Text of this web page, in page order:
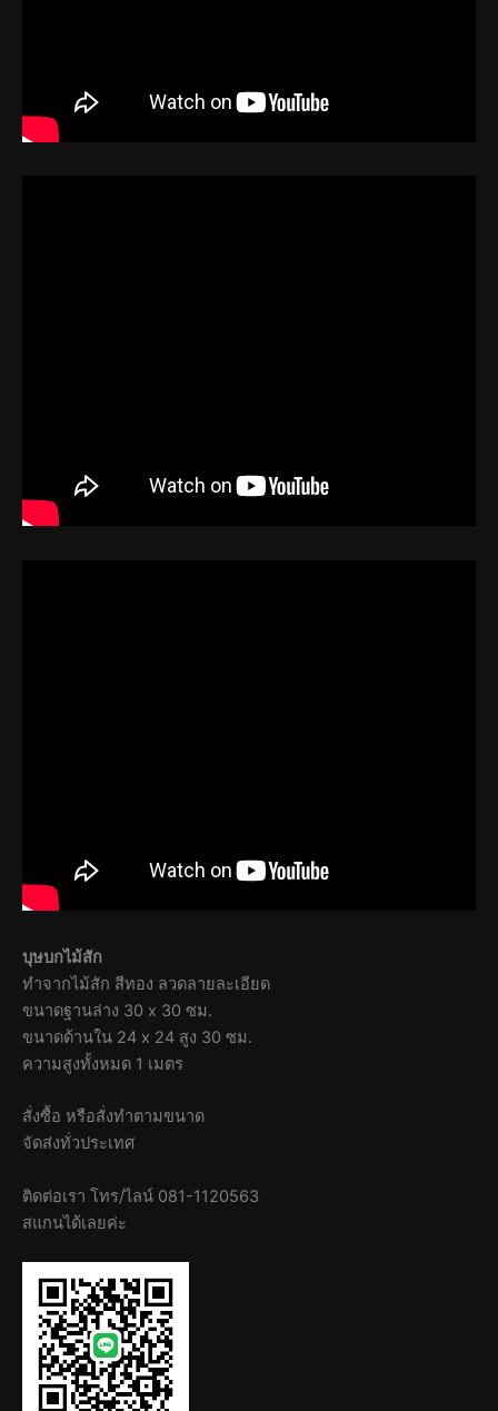
บุษบกไม้สัก
ทำจากไม้สัก สีทอง ลวดลายละเอียด
ขนาดฐานล่าง 30 x 30 ซม.
ขนาดด้านใน 24 x 24 สูง 30 ซม.
ความสูงทั้งหมด 1 เมตร
สั่งซื้อ หรือสั่งทำตามขนาด
จัดส่งทั่วประเทศ
ติดต่อเรา โทร/ไลน์ 081-1120563
สแกนได้เลยค่ะ